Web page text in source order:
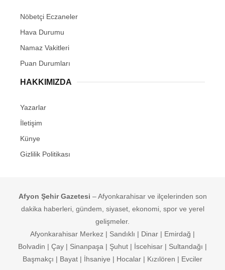
Nöbetçi Eczaneler
Hava Durumu
Namaz Vakitleri
Puan Durumları
HAKKIMIZDA
Yazarlar
İletişim
Künye
Gizlilik Politikası
Afyon Şehir Gazetesi – Afyonkarahisar ve ilçelerinden son
dakika haberleri, gündem, siyaset, ekonomi, spor ve yerel
gelişmeler.
Afyonkarahisar Merkez | Sandıklı | Dinar | Emirdağ |
Bolvadin | Çay | Sinanpaşa | Şuhut | İscehisar | Sultandağı |
Başmakçı | Bayat | İhsaniye | Hocalar | Kızılören | Evciler